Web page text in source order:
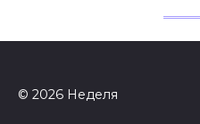
© 2026 Неделя